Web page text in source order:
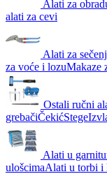
Alati za
alati za cevi
Alati za
za voće i lozuMakaze
Ostali ručni
grebačiČekićStege
Alati u
ulošcimaAlati u torbi i